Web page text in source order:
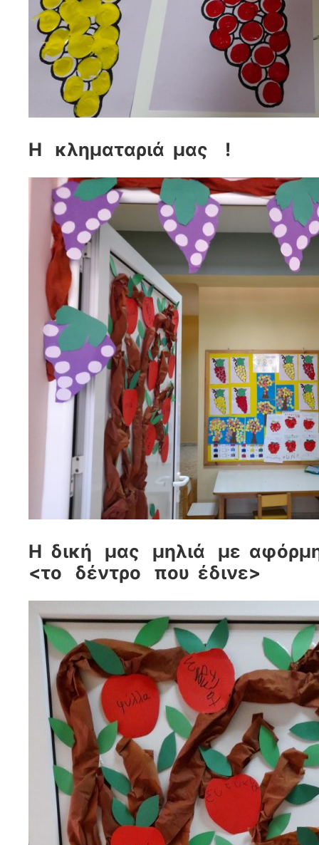
Η κληματαριά μας !
Η δική μας μηλιά με
<το δέντρο που έδινε>